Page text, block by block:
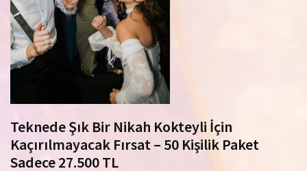
Teknede Şık Bir Nikah Kokteyli İçin
Kaçırılmayacak Fırsat – 50 Kişilik Paket
Sadece 27.500 TL